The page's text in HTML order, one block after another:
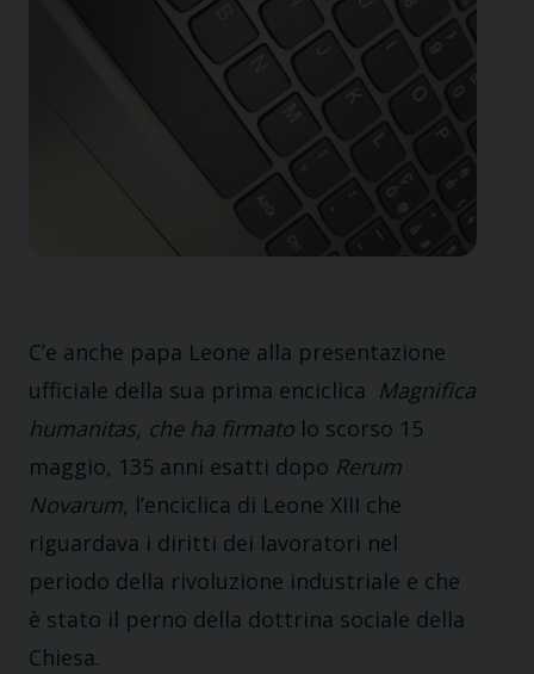
C’e anche papa Leone alla presentazione
ufficiale della sua prima enciclica Magnifica
humanitas, che ha firmato lo scorso 15
maggio, 135 anni esatti dopo Rerum
Novarum, l’enciclica di Leone XIII che
riguardava i diritti dei lavoratori nel
periodo della rivoluzione industriale e che
è stato il perno della dottrina sociale della
Chiesa.